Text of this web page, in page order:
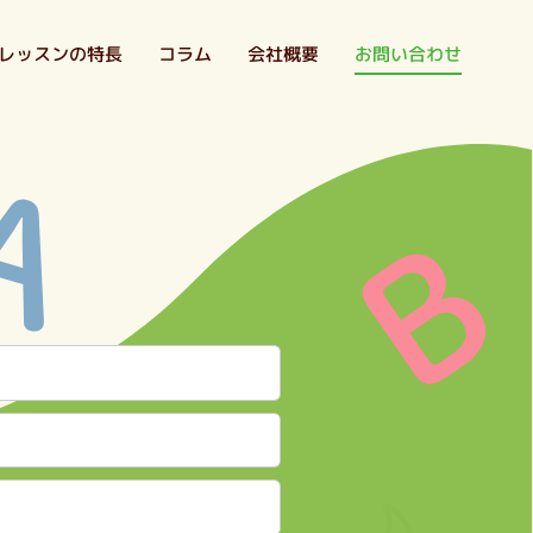
ッスンの特長 コラム 会社概要 お問い合わせ